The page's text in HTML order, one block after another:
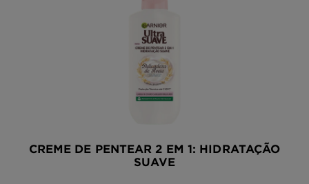
CREME DE PENTEAR 2 EM 1: HIDRATAÇÃO
SUAVE